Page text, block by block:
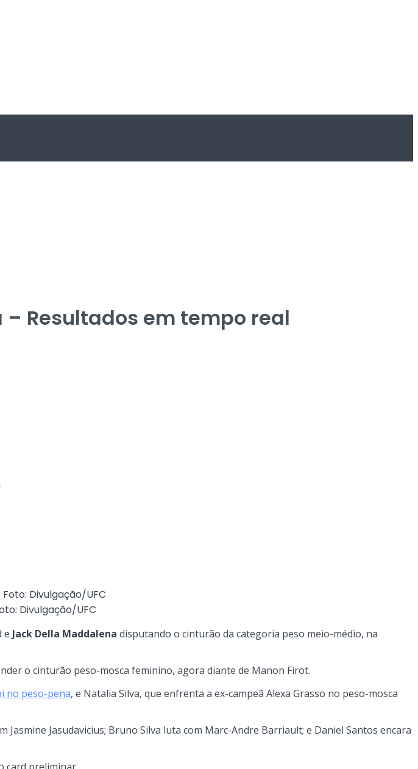
– Resultados em tempo real
Divulgação/UFC
e Jack Della Maddalena disputando o cinturão da categoria peso meio-médio, na
o cinturão peso-mosca feminino, agora diante de Manon Firot.
no peso-pena, e Natalia Silva, que enfrenta a ex-campeã Alexa Grasso no peso-mosca
Jasudavicius; Bruno Silva luta com Marc-Andre Barriault; e Daniel Santos encara
card preliminar.